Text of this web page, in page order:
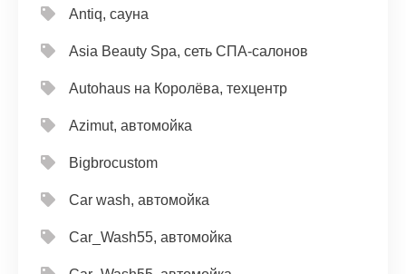
Antiq, сауна
Asia Beauty Spa, сеть СПА-салонов
Autohaus на Королёва, техцентр
Azimut, автомойка
Bigbrocustom
Car wash, автомойка
Car_Wash55, автомойка